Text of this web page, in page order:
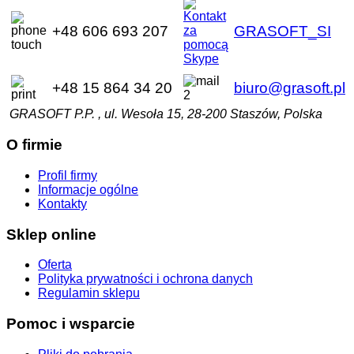
+48 606 693 207 GRASOFT_SI
+48 15 864 34 20 biuro@grasoft.pl
GRASOFT P.P. , ul. Wesoła 15, 28-200 Staszów, Polska
O firmie
Profil firmy
Informacje ogólne
Kontakty
Sklep online
Oferta
Polityka prywatności i ochrona danych
Regulamin sklepu
Pomoc i wsparcie